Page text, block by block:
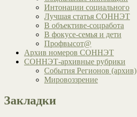
Интонации социального
Лучшая статья СОННЭТ
В объективе-соцработа
В фокусе-семья и дети
Профвысот@
Архив номеров СОННЭТ
СОННЭТ-архивные рубрики
События Регионов (архив)
Мировоззрение
Закладки